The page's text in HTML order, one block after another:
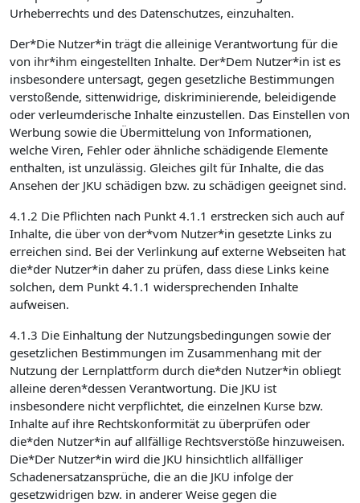
Urheberrechts und des Datenschutzes, einzuhalten.
Der*Die Nutzer*in trägt die alleinige Verantwortung für die
von ihr*ihm eingestellten Inhalte. Der*Dem Nutzer*in ist es
insbesondere untersagt, gegen gesetzliche Bestimmungen
verstoßende, sittenwidrige, diskriminierende, beleidigende
oder verleumderische Inhalte einzustellen. Das Einstellen von
Werbung sowie die Übermittelung von Informationen,
welche Viren, Fehler oder ähnliche schädigende Elemente
enthalten, ist unzulässig. Gleiches gilt für Inhalte, die das
Ansehen der JKU schädigen bzw. zu schädigen geeignet sind.
4.1.2 Die Pflichten nach Punkt 4.1.1 erstrecken sich auch auf
Inhalte, die über von der*vom Nutzer*in gesetzte Links zu
erreichen sind. Bei der Verlinkung auf externe Webseiten hat
die*der Nutzer*in daher zu prüfen, dass diese Links keine
solchen, dem Punkt 4.1.1 widersprechenden Inhalte
aufweisen.
4.1.3 Die Einhaltung der Nutzungsbedingungen sowie der
gesetzlichen Bestimmungen im Zusammenhang mit der
Nutzung der Lernplattform durch die*den Nutzer*in obliegt
alleine deren*dessen Verantwortung. Die JKU ist
insbesondere nicht verpflichtet, die einzelnen Kurse bzw.
Inhalte auf ihre Rechtskonformität zu überprüfen oder
die*den Nutzer*in auf allfällige Rechtsverstöße hinzuweisen.
Die*Der Nutzer*in wird die JKU hinsichtlich allfälliger
Schadenersatzansprüche, die an die JKU infolge der
gesetzwidrigen bzw. in anderer Weise gegen die